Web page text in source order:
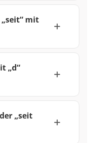
mit
„d“
„seit